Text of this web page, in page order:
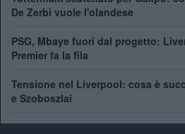
De Zerbi vuole l'olandese
PSG, Mbaye fuori dal progetto:
Premier fa la fila
Tensione nel Liverpool: cosa è
e Szoboszlai